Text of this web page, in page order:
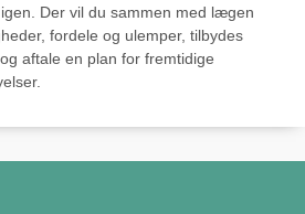
Der vil du sammen med lægen
fordele og ulemper, tilbydes
aftale en plan for fremtidige